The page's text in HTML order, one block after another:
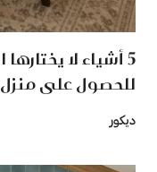
5 أشياء لا
للحصول على
ديكور